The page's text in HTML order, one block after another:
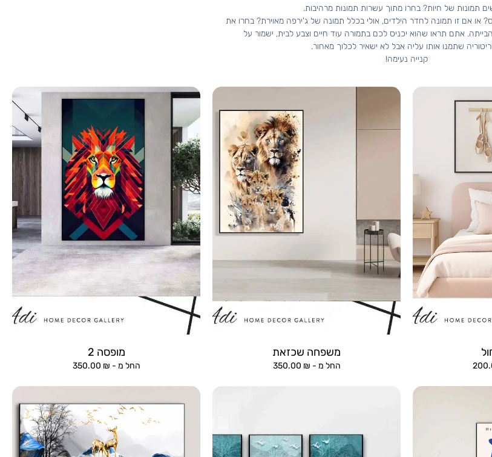
תמונות של חיות? בחרו מתוך עשרות תמונות מרהיבות.
או אם זו תמונה לחדר הילדים, אולי בכלל תמונה של ג'ירפה מאוירת? בחרו את
אתם תראו שהוא יכניס לכם בתמורה עוד חיים וצבע לבית, ישמור על
שתמנו אותו עליה אבל לא ישאיר לכלוך מאחור.
קנייה נעימה!
משפחה שכזאת
החל מ - 350.00 ₪
מופסה 2
החל מ - 350.00 ₪